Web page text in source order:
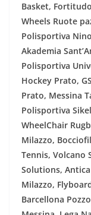
Basket,
Wheels Ruote
Polisportiva
Akademia
Polisportiva
Hockey Prato,
Prato, Messina
Polisportiva
WheelChair
Milazzo,
Tennis,
Solutions,
Milazzo,
Barcellona